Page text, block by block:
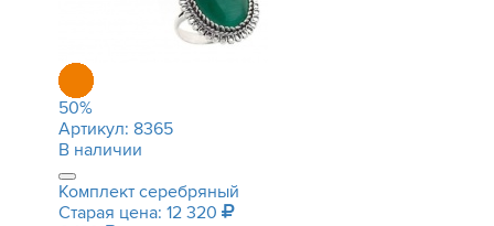
50%
Артикул: 8365
В наличии
Комплект серебряный
Старая цена: 12 320